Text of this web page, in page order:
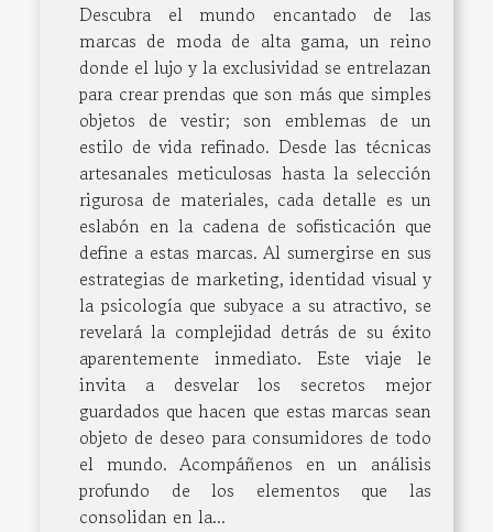
Descubra el mundo encantado de las
marcas de moda de alta gama, un reino
donde el lujo y la exclusividad se entrelazan
para crear prendas que son más que simples
objetos de vestir; son emblemas de un
estilo de vida refinado. Desde las técnicas
artesanales meticulosas hasta la selección
rigurosa de materiales, cada detalle es un
eslabón en la cadena de sofisticación que
define a estas marcas. Al sumergirse en sus
estrategias de marketing, identidad visual y
la psicología que subyace a su atractivo, se
revelará la complejidad detrás de su éxito
aparentemente inmediato. Este viaje le
invita a desvelar los secretos mejor
guardados que hacen que estas marcas sean
objeto de deseo para consumidores de todo
el mundo. Acompáñenos en un análisis
profundo de los elementos que las
consolidan en la...